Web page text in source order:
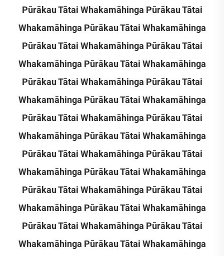
Pūrākau Tātai Whakamāhinga Pūrākau Tātai
Whakamāhinga Pūrākau Tātai Whakamāhinga
Pūrākau Tātai Whakamāhinga Pūrākau Tātai
Whakamāhinga Pūrākau Tātai Whakamāhinga
Pūrākau Tātai Whakamāhinga Pūrākau Tātai
Whakamāhinga Pūrākau Tātai Whakamāhinga
Pūrākau Tātai Whakamāhinga Pūrākau Tātai
Whakamāhinga Pūrākau Tātai Whakamāhinga
Pūrākau Tātai Whakamāhinga Pūrākau Tātai
Whakamāhinga Pūrākau Tātai Whakamāhinga
Pūrākau Tātai Whakamāhinga Pūrākau Tātai
Whakamāhinga Pūrākau Tātai Whakamāhinga
Pūrākau Tātai Whakamāhinga Pūrākau Tātai
Whakamāhinga Pūrākau Tātai Whakamāhinga